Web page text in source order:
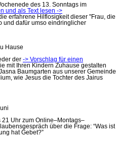
des 13. Sonntags im
und als Text lesen ->
erfahrene Hilflosigkeit dieser "Frau, die
und dafür umso eindringlicher
Hause
der -> Vorschlag für einen
mit Ihren Kindern Zuhause gestalten
Baumgarten aus unserer Gemeinde
wie Jesus die Tochter des Jairus
Uhr zum Online–Montags–
über die Frage: “Was ist
hat Gebet?”